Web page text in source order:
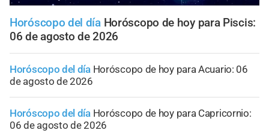
Horóscopo del día Horóscopo de hoy para Piscis:
06 de agosto de 2026
Horóscopo del día Horóscopo de hoy para Acuario: 06
de agosto de 2026
Horóscopo del día Horóscopo de hoy para Capricornio:
06 de agosto de 2026